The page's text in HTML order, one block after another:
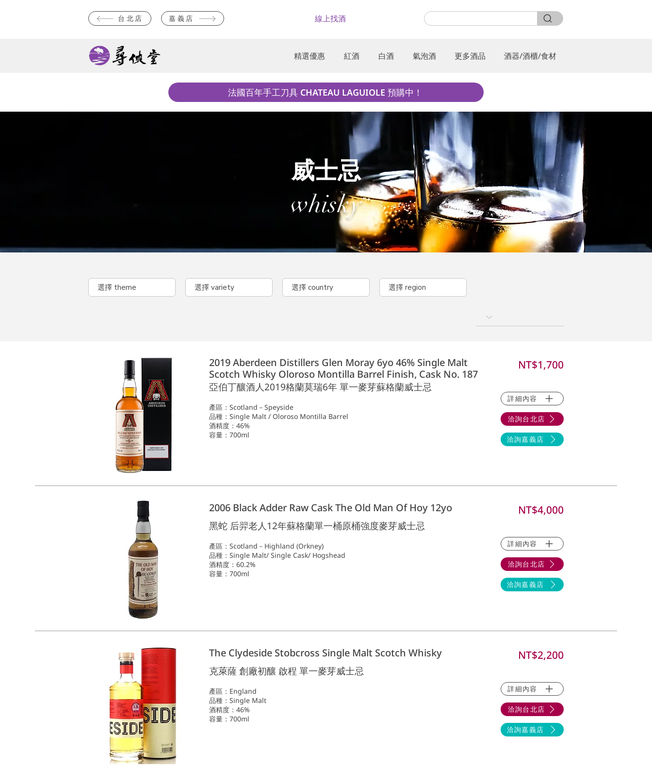
台北店 嘉義店 線上找酒
精選優惠 紅酒 白酒 氣泡酒 更多酒品 酒器/酒櫃/食材
法國百年手工刀具 CHATEAU LAGUIOLE 預購中！
威士忌
whisky
2019 Aberdeen Distillers Glen Moray 6yo 46% Single Malt
Scotch Whisky Oloroso Montilla Barrel Finish, Cask No. 187
亞伯丁釀酒人2019格蘭莫瑞6年 單一麥芽蘇格蘭威士忌
產區：Scotland－Speyside
品種：Single Malt / Oloroso Montilla Barrel
酒精度：46%
容量：700ml
NT$1,700
詳細內容
洽詢台北店
洽詢嘉義店
2006 Black Adder Raw Cask The Old Man Of Hoy 12yo
黑蛇 后羿老人12年蘇格蘭單一桶原桶強度麥芽威士忌
產區：Scotland－Highland (Orkney)
品種：Single Malt/ Single Cask/ Hogshead
酒精度：60.2%
容量：700ml
NT$4,000
詳細內容
洽詢台北店
洽詢嘉義店
The Clydeside Stobcross Single Malt Scotch Whisky
克萊薩 創廠初釀 啟程 單一麥芽威士忌
產區：England
品種：Single Malt
酒精度：46%
容量：700ml
NT$2,200
詳細內容
洽詢台北店
洽詢嘉義店